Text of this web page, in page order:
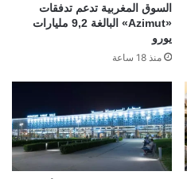
السوق المغربية تدعم تدفقات
«Azimut» البالغة 9,2 مليارات
يورو
منذ 18 ساعة